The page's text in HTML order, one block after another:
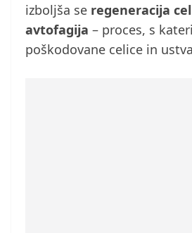
izboljša se regeneracija
avtofagija – proces, s
poškodovane celice in